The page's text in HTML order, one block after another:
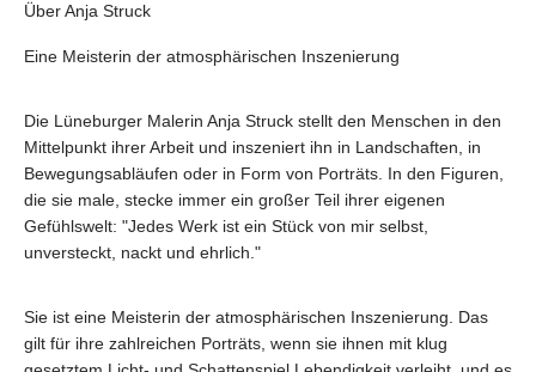
Über Anja Struck
Eine Meisterin der atmosphärischen Inszenierung
Die Lüneburger Malerin Anja Struck stellt den Menschen in den
Mittelpunkt ihrer Arbeit und inszeniert ihn in Landschaften, in
Bewegungsabläufen oder in Form von Porträts. In den Figuren,
die sie male, stecke immer ein großer Teil ihrer eigenen
Gefühlswelt: "Jedes Werk ist ein Stück von mir selbst,
unversteckt, nackt und ehrlich."
Sie ist eine Meisterin der atmosphärischen Inszenierung. Das
gilt für ihre zahlreichen Porträts, wenn sie ihnen mit klug